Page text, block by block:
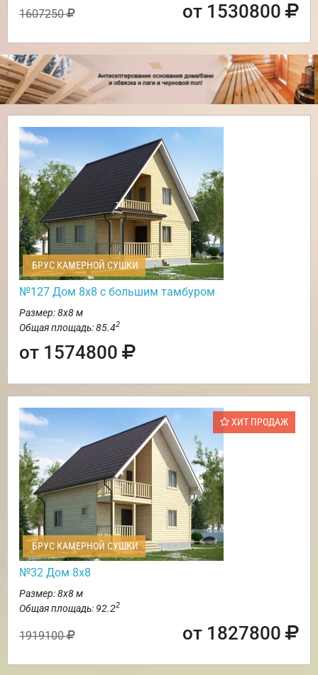
1607250 от 1530800
БРУС КАМЕРНОЙ СУШКИ
№127 Дом 8х8 с большим тамбуром
Размер: 8х8 м
Общая площадь: 85.42
от 1574800
ХИТ ПРОДАЖ
БРУС КАМЕРНОЙ СУШКИ
№32 Дом 8х8
Размер: 8х8 м
Общая площадь: 92.22
1919100 от 1827800